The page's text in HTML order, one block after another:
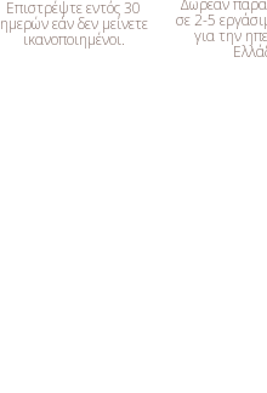
Επιστρέψτε εντός 30
ημερών εάν δεν μείνετε
ικανοποιημένοι.
Δώρεαν
σε 2-5
για την